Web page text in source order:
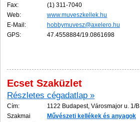
Fax:
(1) 311-7040
Web:
www.muveszkellek.hu
E-Mail:
hobbymuvesz@axelero.hu
GPS:
47.4558884/19.0861698
Ecset Szaküzlet
Részletes cégadatlap »
Cím:
1122 Budapest, Városmajor u. 1/B
Szakmai
Művészeti kellékek és anyagok